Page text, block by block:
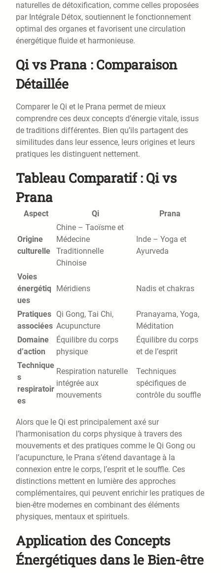
naturelles de détoxification, comme celles proposées
par Intégrale Détox, soutiennent le fonctionnement
optimal des organes et favorisent une circulation
énergétique fluide et harmonieuse.
Qi vs Prana : Comparaison
Détaillée
Comparer le Qi et le Prana permet de mieux
comprendre ces deux concepts d’énergie vitale, issus
de traditions différentes. Bien qu’ils partagent des
similitudes dans leur essence, leurs origines et leurs
pratiques les distinguent nettement.
Tableau Comparatif : Qi vs
Prana
Aspect Qi Prana
Origine
culturelle
Chine – Taoïsme et
Médecine
Traditionnelle
Chinoise
Inde – Yoga et
Ayurveda
Voies
énergétiq
ues
Méridiens Nadis et chakras
Pratiques
associées
Qi Gong, Tai Chi,
Acupuncture
Pranayama, Yoga,
Méditation
Domaine
d’action
Équilibre du corps
physique
Équilibre du corps
et de l’esprit
Technique
s
respiratoir
es
Respiration naturelle
intégrée aux
mouvements
Techniques
spécifiques de
contrôle du souffle
Alors que le Qi est principalement axé sur
l’harmonisation du corps physique à travers des
mouvements et des pratiques comme le Qi Gong ou
l’acupuncture, le Prana s’étend davantage à la
connexion entre le corps, l’esprit et le souffle. Ces
distinctions mettent en lumière des approches
complémentaires, qui peuvent enrichir les pratiques de
bien-être modernes en combinant des éléments
physiques, mentaux et spirituels.
Application des Concepts
Énergétiques dans le Bien-être